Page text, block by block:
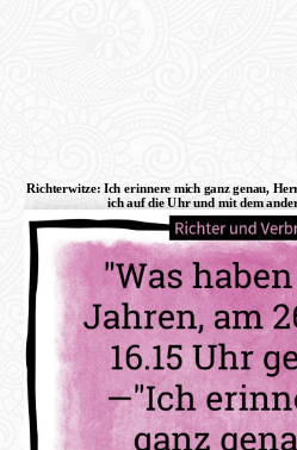
Richterwitze: Ich erinnere mich ganz genau,
ich auf die Uhr und mit dem